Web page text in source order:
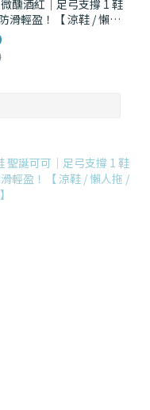
醺酒紅｜足弓支撐 1 鞋
滑輕盈！【 涼鞋 / 懶人
】